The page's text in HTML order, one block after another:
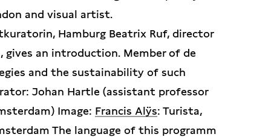
and visual artist.
Hamburg Beatrix Ruf, director
an introduction. Member of de
and the sustainability of such
Johan Hartle (assistant professor
Image: Francis Alÿs: Turista,
The language of this programm